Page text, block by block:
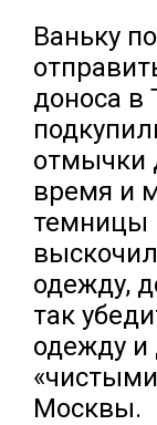
Ваньку
доноса в
отмычки
время и
темницы
одежду,
так
одежду
Москвы.